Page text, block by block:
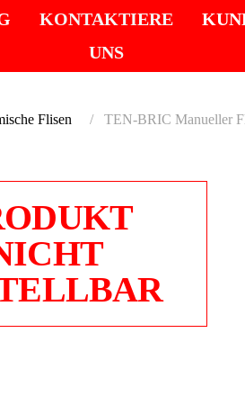
KONTAKTIERE
UNS
Flisen TEN-BRIC Manueller